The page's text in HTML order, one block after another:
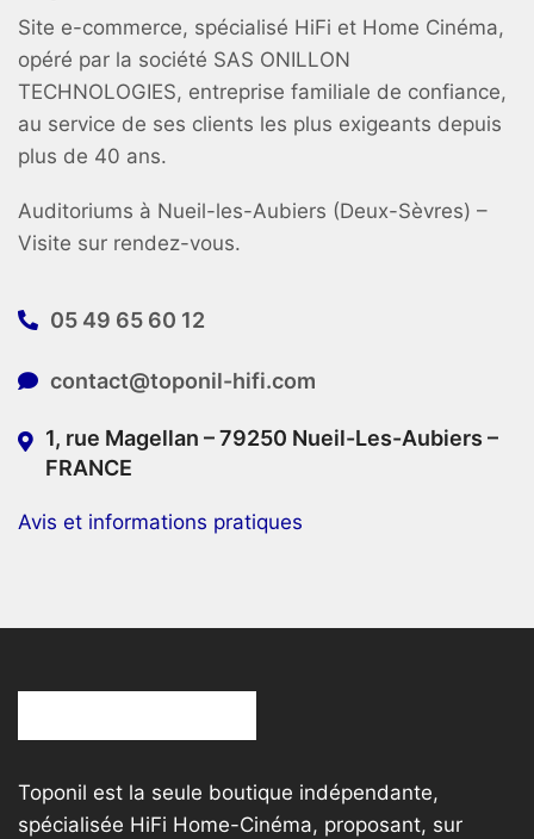
Site e-commerce, spécialisé HiFi et Home Cinéma,
opéré par la société SAS ONILLON
TECHNOLOGIES, entreprise familiale de confiance,
au service de ses clients les plus exigeants depuis
plus de 40 ans.
Auditoriums à Nueil-les-Aubiers (Deux-Sèvres) –
Visite sur rendez-vous.
05 49 65 60 12
contact@toponil-hifi.com
1, rue Magellan – 79250 Nueil-Les-Aubiers –
FRANCE
Avis et informations pratiques
Toponil est la seule boutique indépendante,
spécialisée HiFi Home-Cinéma, proposant, sur